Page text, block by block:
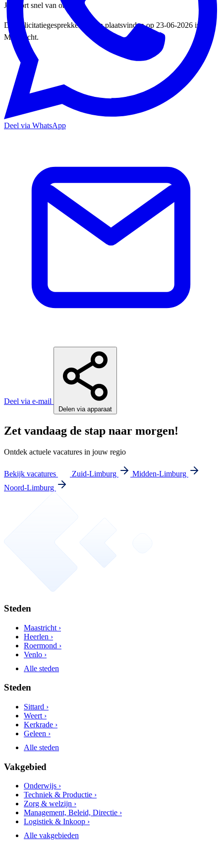
Je hoort snel van ons!
De sollicitatiegesprekken zullen plaatsvinden op 23-06-2026 in
Maastricht.
Deel via WhatsApp
Deel via e-mail
Delen via apparaat
Zet vandaag de stap naar morgen!
Ontdek actuele vacatures in jouw regio
Bekijk vacatures Zuid-Limburg
Midden-Limburg
Noord-Limburg
Steden
Maastricht ›
Heerlen ›
Roermond ›
Venlo ›
Alle steden
Steden
Sittard ›
Weert ›
Kerkrade ›
Geleen ›
Alle steden
Vakgebied
Onderwijs ›
Techniek & Productie ›
Zorg & welzijn ›
Management, Beleid, Directie ›
Logistiek & Inkoop ›
Alle vakgebieden